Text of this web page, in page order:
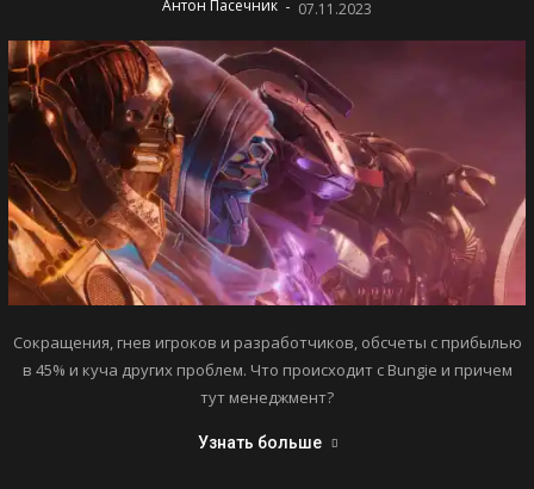
Антон Пасечник - 07.11.2023
Сокращения, гнев игроков и разработчиков, обсчеты с прибылью
в 45% и куча других проблем. Что происходит с Bungie и причем
тут менеджмент?
Узнать больше